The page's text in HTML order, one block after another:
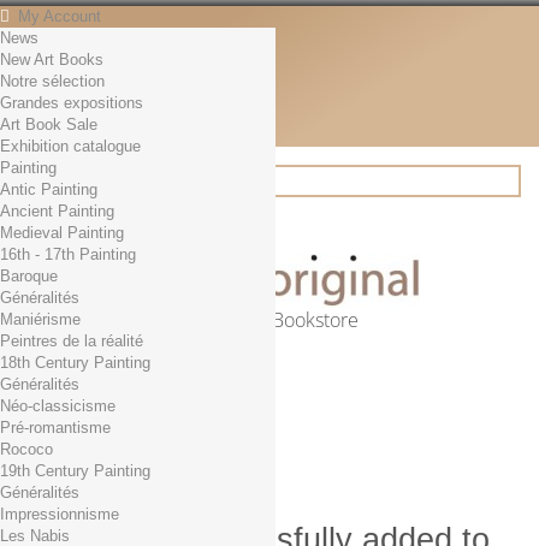
My Account
Contact
English
English
Français
News
Search
Online Art Bookstore
Cart (empty)
No products
Free shipping!
0,00 € Total
Check out
News
New Art Books
Notre sélection
Grandes expositions
Art Book Sale
Exhibition catalogue
Painting
Antic Painting
Ancient Painting
Medieval Painting
16th - 17th Painting
Baroque
Généralités
Maniérisme
Peintres de la réalité
18th Century Painting
Généralités
Néo-classicisme
Pré-romantisme
Rococo
19th Century Painting
Généralités
Impressionnisme
Les Nabis